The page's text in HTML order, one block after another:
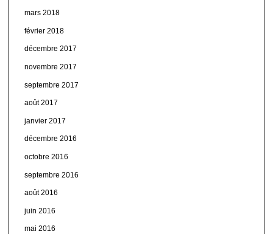
mars 2018
février 2018
décembre 2017
novembre 2017
septembre 2017
août 2017
janvier 2017
décembre 2016
octobre 2016
septembre 2016
août 2016
juin 2016
mai 2016